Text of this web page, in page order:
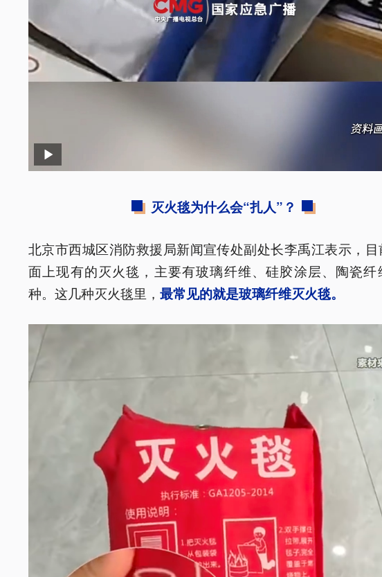
灭火毯为什么会“扎人”？
北京市西城区消防救援局新闻宣传处副处长李禹江表示，
面上现有的灭火毯，主要有玻璃纤维、硅胶涂层、陶瓷纤
种。这几种灭火毯里， 最常见的就是玻璃纤维灭火毯。